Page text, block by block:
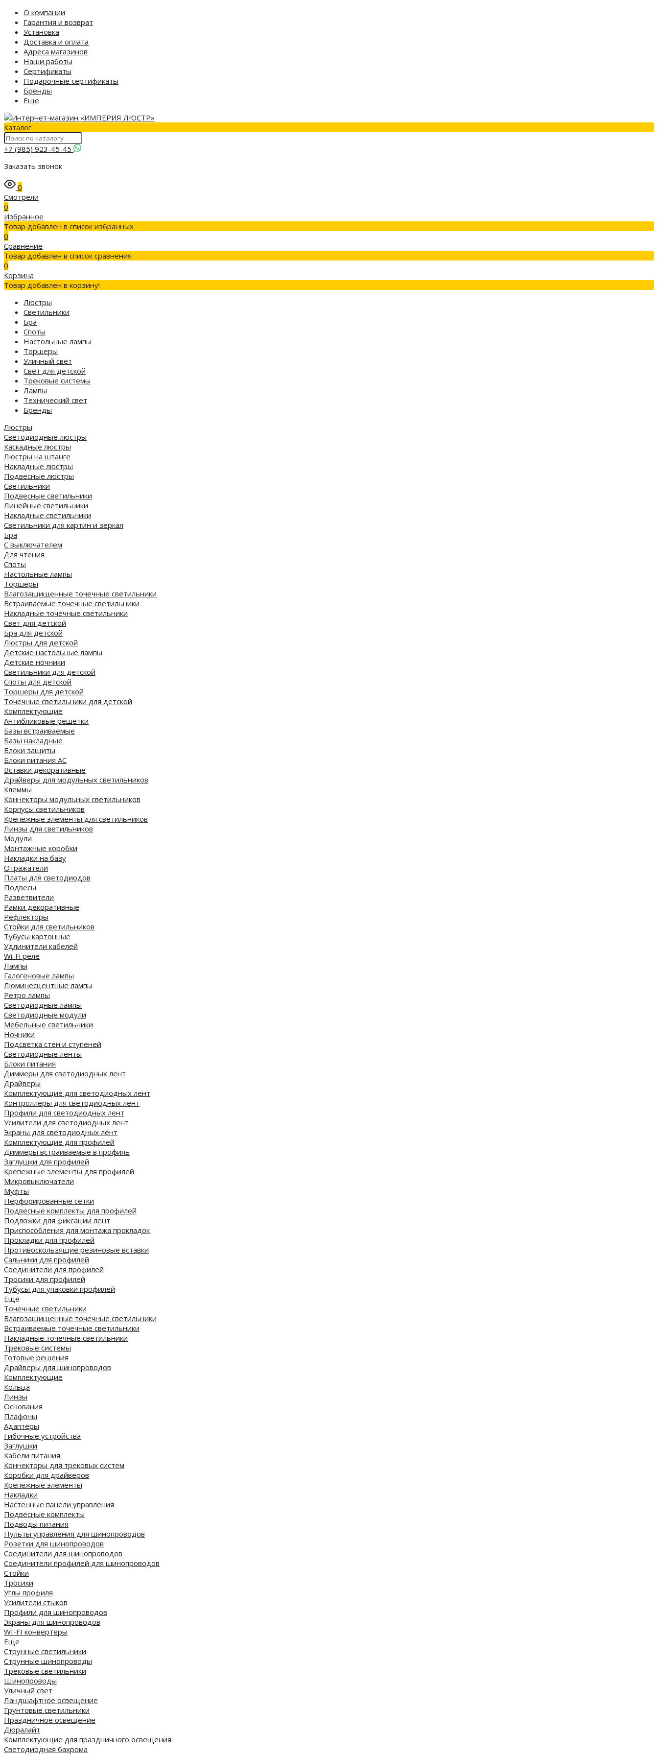
О компании
Гарантия и возврат
Установка
Доставка и оплата
Адреса магазинов
Наши работы
Сертификаты
Подарочные сертификаты
Бренды
Еще
Каталог
+7 (985) 923-45-45
Заказать звонок
0
Смотрели
0
Избранное
Товар добавлен в список избранных
0
Сравнение
Товар добавлен в список сравнения
0
Корзина
Товар добавлен в корзину!
Люстры
Светильники
Бра
Споты
Настольные лампы
Торшеры
Уличный свет
Свет для детской
Трековые системы
Лампы
Технический свет
Бренды
Люстры
Светодиодные люстры
Каскадные люстры
Люстры на штанге
Накладные люстры
Подвесные люстры
Светильники
Подвесные светильники
Линейные светильники
Накладные светильники
Светильники для картин и зеркал
Бра
С выключателем
Для чтения
Споты
Настольные лампы
Торшеры
Влагозащищенные точечные светильники
Встраиваемые точечные светильники
Накладные точечные светильники
Свет для детской
Бра для детской
Люстры для детской
Детские настольные лампы
Детские ночники
Светильники для детской
Споты для детской
Торшеры для детской
Точечные светильники для детской
Комплектующие
Антибликовые решетки
Базы встраиваемые
Базы накладные
Блоки защиты
Блоки питания AC
Вставки декоративные
Драйверы для модульных светильников
Клеммы
Коннекторы модульных светильников
Корпусы светильников
Крепежные элементы для светильников
Линзы для светильников
Модули
Монтажные коробки
Накладки на базу
Отражатели
Платы для светодиодов
Подвесы
Разветвители
Рамки декоративные
Рефлекторы
Стойки для светильников
Тубусы картонные
Удлинители кабелей
Wi-Fi реле
Лампы
Галогеновые лампы
Люминесцентные лампы
Ретро лампы
Светодиодные лампы
Светодиодные модули
Мебельные светильники
Ночники
Подсветка стен и ступеней
Светодиодные ленты
Блоки питания
Диммеры для светодиодных лент
Драйверы
Комплектующие для светодиодных лент
Контроллеры для светодиодных лент
Профили для светодиодных лент
Усилители для светодиодных лент
Экраны для светодиодных лент
Комплектующие для профилей
Диммеры встраиваемые в профиль
Заглушки для профилей
Крепежные элементы для профилей
Микровыключатели
Муфты
Перфорированные сетки
Подвесные комплекты для профилей
Подложки для фиксации лент
Приспособления для монтажа прокладок
Прокладки для профилей
Противоскользящие резиновые вставки
Сальники для профилей
Соединители для профилей
Тросики для профилей
Тубусы для упаковки профилей
Еще
Точечные светильники
Влагозащищенные точечные светильники
Встраиваемые точечные светильники
Накладные точечные светильники
Трековые системы
Готовые решения
Драйверы для шинопроводов
Комплектующие
Кольца
Линзы
Основания
Плафоны
Адаптеры
Гибочные устройства
Заглушки
Кабели питания
Коннекторы для трековых систем
Коробки для драйверов
Крепежные элементы
Накладки
Настенные панели управления
Подвесные комплекты
Подводы питания
Пульты управления для шинопроводов
Розетки для шинопроводов
Соединители для шинопроводов
Соединители профилей для шинопроводов
Стойки
Тросики
Углы профиля
Усилители стыков
Профили для шинопроводов
Экраны для шинопроводов
WI-FI конвертеры
Еще
Струнные светильники
Струнные шинопроводы
Трековые светильники
Шинопроводы
Уличный свет
Ландшафтное освещение
Грунтовые светильники
Праздничное освещение
Дюралайт
Комплектующие для праздничного освещения
Светодиодная бахрома